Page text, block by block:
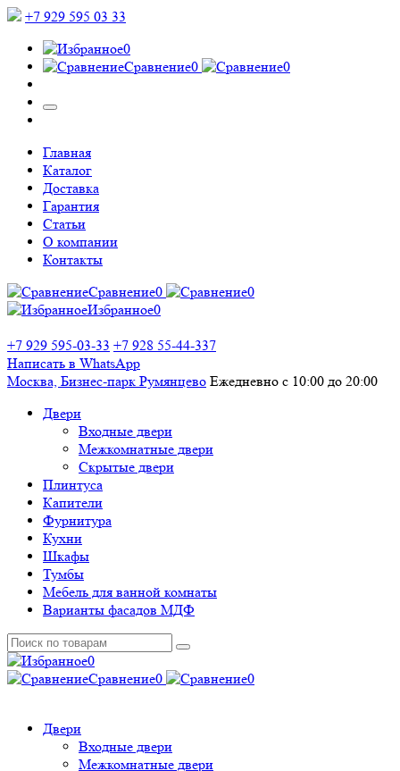
+7 929 595 03 33
0
Сравнение0 0
Главная
Каталог
Доставка
Гарантия
Статьи
О компании
Контакты
Сравнение0
0
Избранное0
+7 929 595-03-33 +7 928 55-44-337
Написать в WhatsApp
Москва, Бизнес-парк Румянцево Ежедневно с 10:00 до 20:00
Двери
Входные двери
Межкомнатные двери
Скрытые двери
Плинтуса
Капители
Фурнитура
Кухни
Шкафы
Тумбы
Мебель для ванной комнаты
Варианты фасадов МДФ
0
Сравнение0 0
Двери
Входные двери
Межкомнатные двери